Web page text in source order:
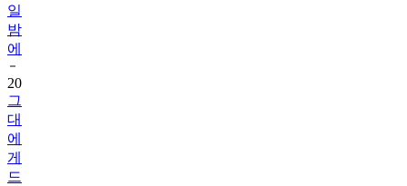
일
밤
에
20
그
대
에
게
드